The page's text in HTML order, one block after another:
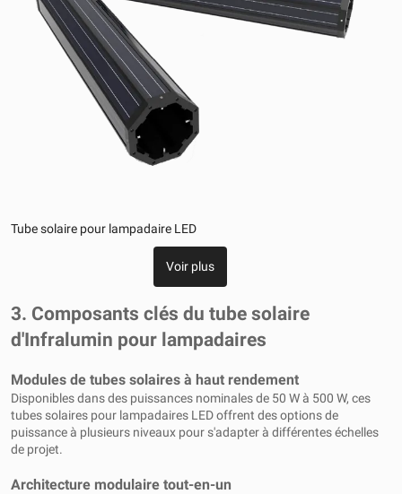
Tube solaire pour lampadaire LED
Voir plus
3. Composants clés du tube solaire
d'Infralumin pour lampadaires
Modules de tubes solaires à haut rendement
Disponibles dans des puissances nominales de 50 W à 500 W, ces
tubes solaires pour lampadaires LED offrent des options de
puissance à plusieurs niveaux pour s'adapter à différentes échelles
de projet.
Architecture modulaire tout-en-un